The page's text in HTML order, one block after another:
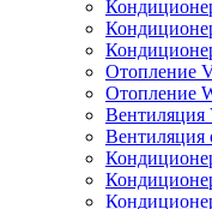
Отопление
Отопление
Вентиляция